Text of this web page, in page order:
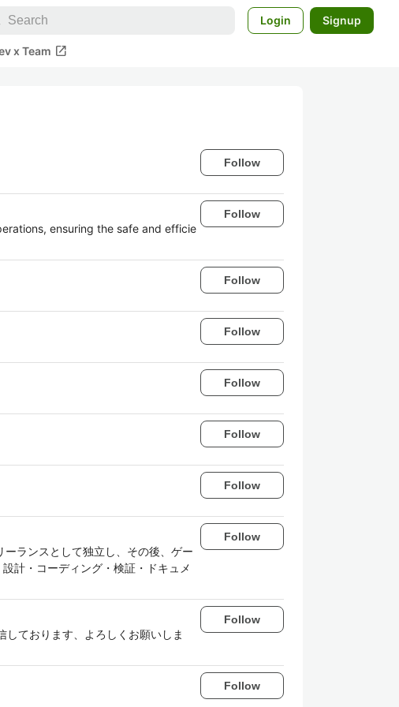
Login Signup
x Team open_in_new
Follow
ensuring the safe and efficie
Follow
Follow
Follow
Follow
Follow
Follow
ランスとして独立し、その後、ゲー
計・コーディング・検証・ドキュメ
Follow
ております、よろしくお願いしま
Follow
Follow